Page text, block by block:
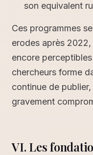
son equivalent
Ces programmes
erodes après
encore
chercheurs forme
continue de
gravement
VI. Les